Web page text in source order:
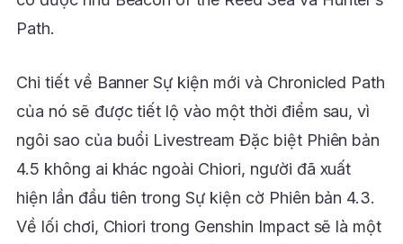
Path.
Chi tiết về Banner Sự kiện mới và Chronicled Path
của nó sẽ được tiết lộ vào một thời điểm sau, vì
ngôi sao của buổi Livestream Đặc biệt Phiên bản
4.5 không ai khác ngoài Chiori, người đã xuất
hiện lần đầu tiên trong Sự kiện cờ Phiên bản 4.3.
Về lối chơi, Chiori trong Genshin Impact sẽ là một